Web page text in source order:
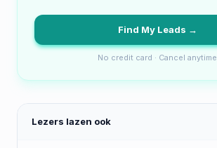
Find My Leads →
No credit card · Cancel anytime
Lezers lazen ook